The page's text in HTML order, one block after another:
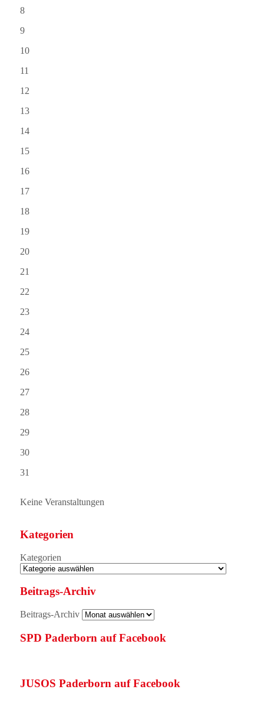
8
9
10
11
12
13
14
15
16
17
18
19
20
21
22
23
24
25
26
27
28
29
30
31
Keine Veranstaltungen
Kategorien
Kategorien
Beitrags-Archiv
Beitrags-Archiv
SPD Paderborn auf Facebook
JUSOS Paderborn auf Facebook